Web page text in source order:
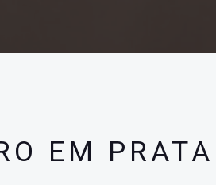
EM PRATA